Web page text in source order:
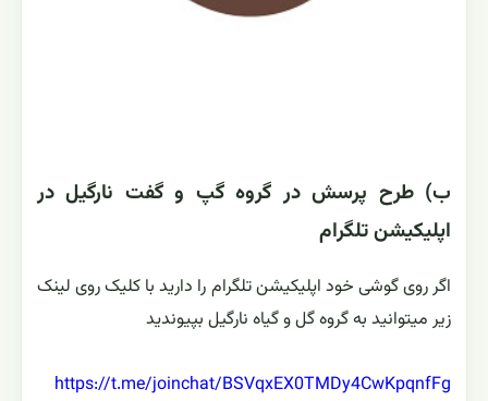
ب) طرح پرسش در گروه گپ و گفت نارگیل در
اپلیکیشن تلگرام
اگر روی گوشی خود اپلیکیشن تلگرام را دارید با کلیک روی لینک
زیر میتوانید به گروه گل و گیاه نارگیل بپیوندید
https://t.me/joinchat/BSVqxEX0TMDy4CwKpqnfFg